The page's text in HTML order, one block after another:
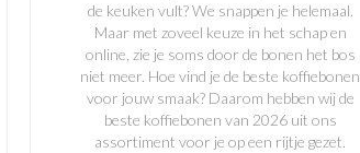
de keuken vult? We snappen je helemaal.
Maar met zoveel keuze in het schap en
online, zie je soms door de bonen het bos
niet meer. Hoe vind je de beste koffiebonen
voor jouw smaak? Daarom hebben wij de
beste koffiebonen van 2026 uit ons
assortiment voor je op een rijtje gezet.